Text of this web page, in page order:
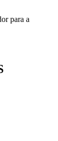
para a